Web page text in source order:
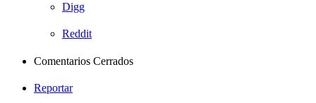
Digg
Reddit
Comentarios Cerrados
Reportar